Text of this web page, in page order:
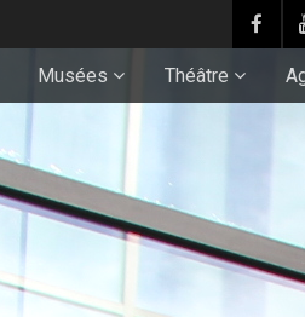
Musées Théâtre